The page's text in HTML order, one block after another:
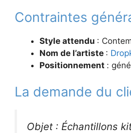
Contraintes
Style attendu :
Nom de l’artiste :
Positionnement :
La demande du
Objet : Échantillons